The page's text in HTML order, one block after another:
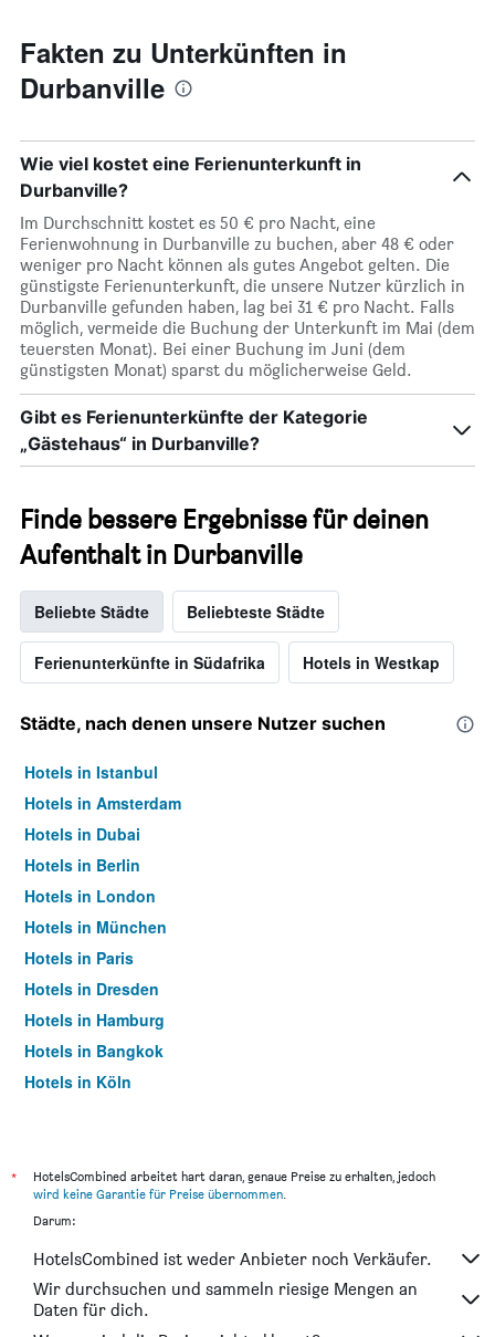
Fakten zu Unterkünften in
Durbanville
Wie viel kostet eine Ferienunterkunft in
Durbanville?
Im Durchschnitt kostet es 50 € pro Nacht, eine
Ferienwohnung in Durbanville zu buchen, aber 48 € oder
weniger pro Nacht können als gutes Angebot gelten. Die
günstigste Ferienunterkunft, die unsere Nutzer kürzlich in
Durbanville gefunden haben, lag bei 31 € pro Nacht. Falls
möglich, vermeide die Buchung der Unterkunft im Mai (dem
teuersten Monat). Bei einer Buchung im Juni (dem
günstigsten Monat) sparst du möglicherweise Geld.
Gibt es Ferienunterkünfte der Kategorie
„Gästehaus“ in Durbanville?
Finde bessere Ergebnisse für deinen
Aufenthalt in Durbanville
Beliebte Städte Beliebteste Städte
Ferienunterkünfte in Südafrika Hotels in Westkap
Städte, nach denen unsere Nutzer suchen
Hotels in Istanbul
Hotels in Amsterdam
Hotels in Dubai
Hotels in Berlin
Hotels in London
Hotels in München
Hotels in Paris
Hotels in Dresden
Hotels in Hamburg
Hotels in Bangkok
Hotels in Köln
*
HotelsCombined arbeitet hart daran, genaue Preise zu erhalten, jedoch
wird keine Garantie für Preise übernommen.
Darum:
HotelsCombined ist weder Anbieter noch Verkäufer.
Wir durchsuchen und sammeln riesige Mengen an
Daten für dich.